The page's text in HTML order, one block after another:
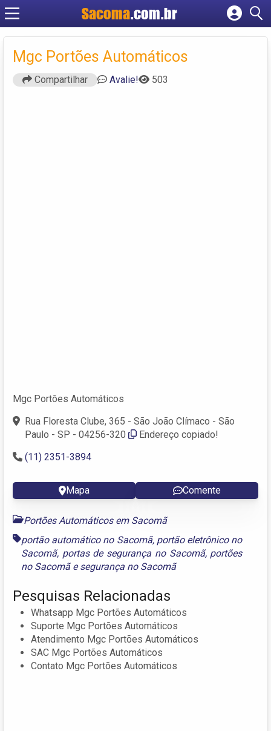
Sacoma.com.br
Cadastrar empresa
Criar conta
Mgc Portões Automáticos
Compartilhar Avalie! 503
Mgc Portões Automáticos
Rua Floresta Clube, 365 - São João Clímaco - São
Paulo - SP - 04256-320
Endereço copiado!
(11) 2351-3894
Mapa Comente
Portões Automáticos em Sacomã
portão automático no Sacomã, portão eletrônico no
Sacomã, portas de segurança no Sacomã, portões
no Sacomãesegurança no Sacomã
Pesquisas Relacionadas
Whatsapp Mgc Portões Automáticos
Suporte Mgc Portões Automáticos
Atendimento Mgc Portões Automáticos
SAC Mgc Portões Automáticos
Contato Mgc Portões Automáticos